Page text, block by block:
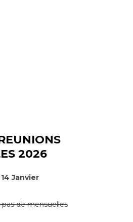
2026
14 Janvier
pas de mensuelles